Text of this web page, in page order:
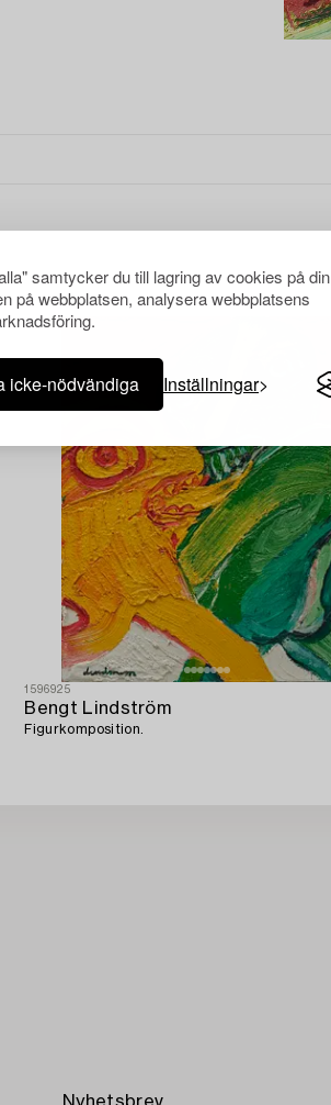
samtycker du till lagring av cookies på din
på webbplatsen, analysera webbplatsens
icke-nödvändiga Inställningar
1596925
Bengt Lindström
Figurkomposition.